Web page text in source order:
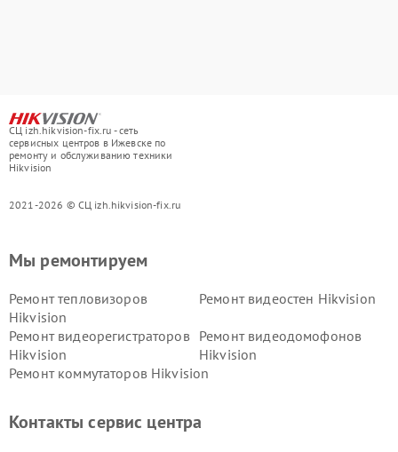
СЦ izh.hikvision-fix.ru - сеть
сервисных центров в Ижевске по
ремонту и обслуживанию техники
Hikvision
2021-2026 © СЦ izh.hikvision-fix.ru
Мы ремонтируем
Ремонт тепловизоров
Hikvision
Ремонт видеостен Hikvision
Ремонт видеорегистраторов
Hikvision
Ремонт видеодомофонов
Hikvision
Ремонт коммутаторов Hikvision
Контакты сервис центра